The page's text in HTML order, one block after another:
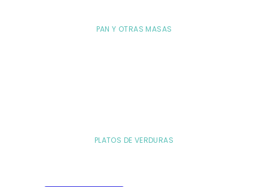
PAN Y OTRAS MASAS
PLATOS DE VERDURAS